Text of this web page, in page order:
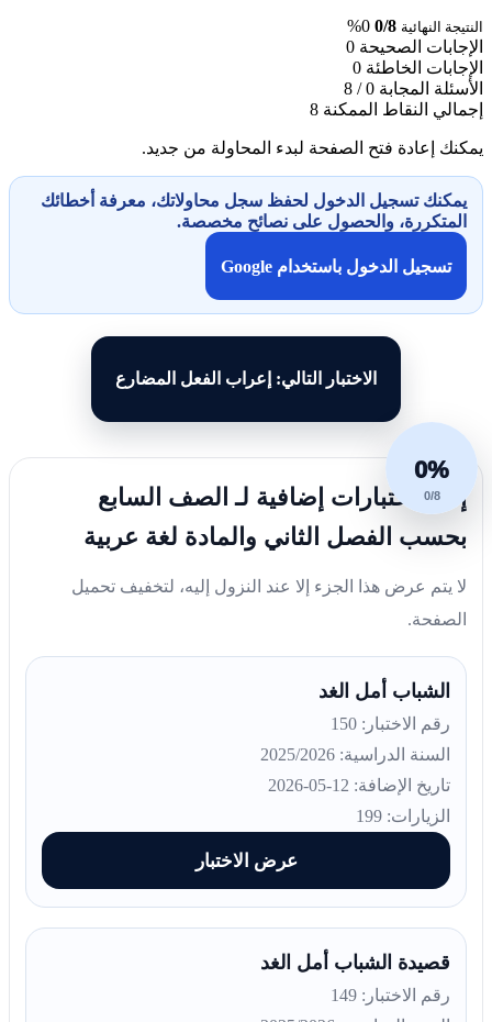
النتيجة النهائية 0/8
0%
الإجابات الصحيحة 0
الإجابات الخاطئة 0
الأسئلة المجابة 0 / 8
إجمالي النقاط الممكنة 8
يمكنك إعادة فتح الصفحة لبدء المحاولة من جديد.
يمكنك تسجيل الدخول لحفظ سجل محاولاتك، معرفة أخطائك
المتكررة، والحصول على نصائح مخصصة.
تسجيل الدخول باستخدام Google
الاختبار التالي: إعراب الفعل المضارع
0%
0/8
إليك اختبارات إضافية لـ الصف السابع
بحسب الفصل الثاني والمادة لغة عربية
لا يتم عرض هذا الجزء إلا عند النزول إليه، لتخفيف تحميل
الصفحة.
الشباب أمل الغد
رقم الاختبار: 150
السنة الدراسية: 2025/2026
تاريخ الإضافة: 12-05-2026
الزيارات: 199
عرض الاختبار
قصيدة الشباب أمل الغد
رقم الاختبار: 149